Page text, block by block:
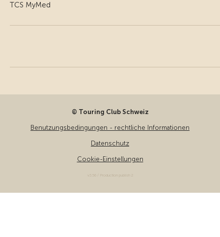
TCS MyMed
© Touring Club Schweiz
Benutzungsbedingungen - rechtliche Informationen
Datenschutz
Cookie-Einstellungen
v3.56 / Production publish 2